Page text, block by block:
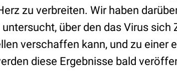
zu verbreiten. Wir haben
über den das Virus sich
verschaffen kann, und zu einer
diese Ergebnisse bald